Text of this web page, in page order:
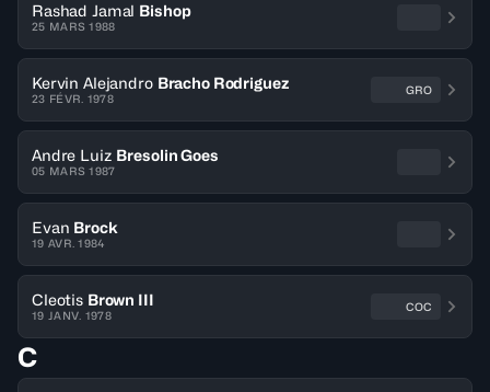
Rashad Jamal Bishop
25 MARS 1988
Kervin Alejandro Bracho Rodriguez
23 FÉVR. 1978
GRO
Andre Luiz Bresolin Goes
05 MARS 1987
Evan Brock
19 AVR. 1984
Cleotis Brown III
19 JANV. 1978
COC
C